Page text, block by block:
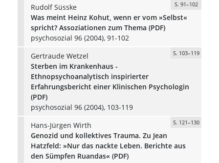
Rudolf Süsske
S. 91–102
Was meint Heinz Kohut, wenn er vom »Selbst«
spricht? Assoziationen zum Thema (PDF)
psychosozial 96 (2004), 91-102
Gertraude Wetzel
S. 103–119
Sterben im Krankenhaus -
Ethnopsychoanalytisch inspirierter
Erfahrungsbericht einer Klinischen Psychologin
(PDF)
psychosozial 96 (2004), 103-119
Hans-Jürgen Wirth
S. 121–130
Genozid und kollektives Trauma. Zu Jean
Hatzfeld: »Nur das nackte Leben. Berichte aus
den Sümpfen Ruandas« (PDF)